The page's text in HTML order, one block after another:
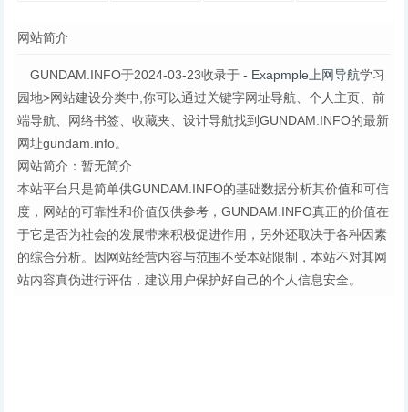
网站简介
GUNDAM.INFO于2024-03-23收录于 - Exapmple上网导航学习
园地>网站建设分类中,你可以通过关键字网址导航、个人主页、前
端导航、网络书签、收藏夹、设计导航找到GUNDAM.INFO的最新
网址gundam.info。
网站简介：暂无简介
本站平台只是简单供GUNDAM.INFO的基础数据分析其价值和可信
度，网站的可靠性和价值仅供参考，GUNDAM.INFO真正的价值在
于它是否为社会的发展带来积极促进作用，另外还取决于各种因素
的综合分析。因网站经营内容与范围不受本站限制，本站不对其网
站内容真伪进行评估，建议用户保护好自己的个人信息安全。